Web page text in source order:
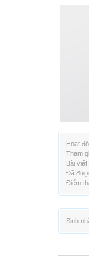
Hoạt
Tham
Bài viết:
Đã
Điểm
Sinh